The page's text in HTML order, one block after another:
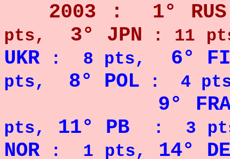
2003 : 1° RUS
pts,
3° JPN : 11
UKR: 8 pts, 6°
pts, 8° POL : 4
9°
pts, 11° PB : 3
NOR: 1 pts, 14°